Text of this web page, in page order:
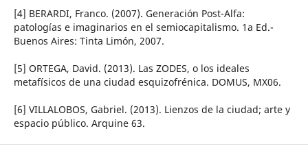
[4] BERARDI, Franco. (2007). Generación Post-Alfa:
patologías e imaginarios en el semiocapitalismo. 1a Ed.-
Buenos Aires: Tinta Limón, 2007.
[5] ORTEGA, David. (2013). Las ZODES, o los ideales
metafísicos de una ciudad esquizofrénica. DOMUS, MX06.
[6] VILLALOBOS, Gabriel. (2013). Lienzos de la ciudad; arte y
espacio público. Arquine 63.